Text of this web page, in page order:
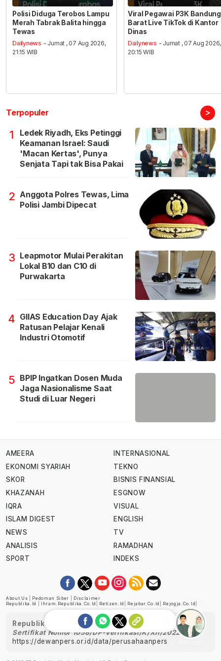
Polisi Diduga Terobos Lampu
Merah Tabrak Balita hingga
Tewas
Dailynews - Jumat , 07 Aug 2026,
21:15 WIB
Viral Pegawai P3K Bandung
Barat Live TikTok di Kantor
Dinas
Dailynews - Jumat , 07 Aug 2026,
20:15 WIB
Terpopuler >
1
Ledek Riyadh, Eks Petinggi
Keamanan Israel: Saudi
'Macan Kertas', Punya
Senjata Tapi tak Bisa Pakai
2 Anggota Polres Tewas, Lima
Polisi Jambi Dipecat
3 Leapmotor Mulai Perakitan
Lokal B10 dan C10 di
Purwakarta
4 GIIAS Education Day Ajak
Ratusan Pelajar Kenali
Industri Otomotif
5 BPIP Ingatkan Dosen Muda
Jaga Nasionalisme Saat
Studi di Luar Negeri
AMEERA
EKONOMI SYARIAH
SKOR
KHAZANAH
IQRA
ISLAM DIGEST
NEWS
ANALISIS
SPORT
INTERNASIONAL
TEKNO
BISNIS FINANSIAL
ESGNOW
VISUAL
ENGLISH
TV
RAMADHAN
INDEKS
About Us Pedoman Siber
Disclaimer
Republika.id
Ihram.republika.co.id Retizen.id Rejabar.co.id Rejogja.co.id
Republika telah diverifikasi oleh Dewan Pers
Sertifikat Nomor 1058/DP-Verifikasi/K/XII/2022
https://dewanpers.or.id/data/perusahaanpers